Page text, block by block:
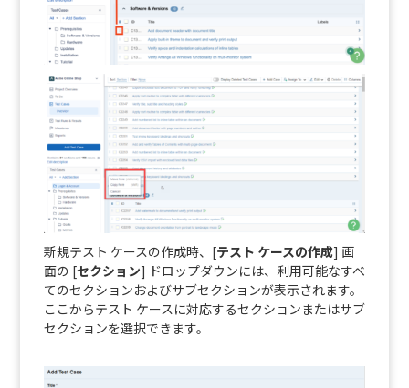
新規テスト ケースの作成時、[テスト ケースの作成] 画
面の [セクション] ドロップダウンには、利用可能なすべ
てのセクションおよびサブセクションが表示されます。
ここからテスト ケースに対応するセクションまたはサブ
セクションを選択できます。